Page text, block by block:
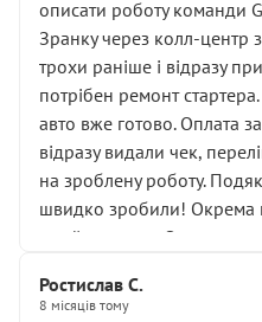
вас стартер, і тоді
враження. Але згодом
лобовим склом. Мені
відкручували”, і
новий власник, не застяг в
Але після нинішнього
здаються дрібницями.
Я — клієнт, який працює на
Хотілося б більше:
• належної уваги до авто
описати роботу команди
Зранку через колл-центр
трохи раніше і відразу
потрібен ремонт
авто вже готово. Оплата
відразу видали чек,
на зроблену роботу.
швидко зробили! Окрема
приймальнику Олександру:
звертатися до цього
Ростислав С.
8 місяців тому